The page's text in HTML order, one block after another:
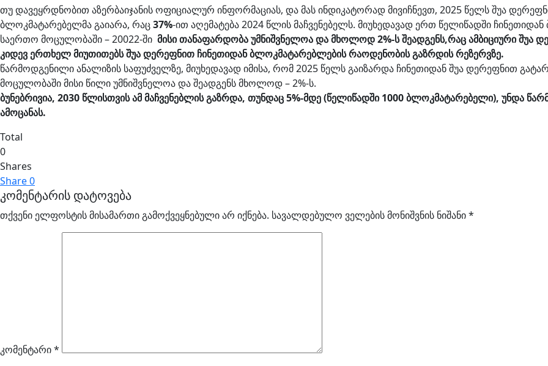
თუ დავეყრდნობით აზერბაიჯანის ოფიციალურ ინფორმაციას, და მას ინდიკატორად მივიჩნევთ, 2025 წელს შუა
ბლოკმატარებელმა გაიარა, რაც37%-ით აღემატება 2024 წლის მაჩვენებელს. მიუხედავად ერთ წელიწადში
საერთო მოცულობაში – 20022-ში მისი თანაფარდობა უმნიშვნელოა და მხოლოდ 2%-ს შეადგენს,რაც ამბიციური შუა
კიდევ ერთხელ მიუთითებს შუა დერეფნით ჩინეთიდან ბლოკმატარებლების რაოდენობის გაზრდის რეზერვზე.
წარმოდგენილი ანალიზის საფუძველზე, მიუხედავად იმისა, რომ 2025 წელს გაიზარდა ჩინეთიდან შუა დერეფნით
მოცულობაში მისი წილი უმნიშვნელოა და შეადგენს მხოლოდ – 2%-ს.
ბუნებრივია, 2030 წლისთვის ამ მაჩვენებლის გაზრდა, თუნდაც 5%-მდე (წელიწადში 1000 ბლოკმატარებელი), უნდა
ამოცანას.
Total
0
Shares
Share0
კომენტარის დატოვება
თქვენი ელფოსტის მისამართი გამოქვეყნებული არ იქნება. სავალდებულო ველების მონიშვნის ნიშანი*
კომენტარი*